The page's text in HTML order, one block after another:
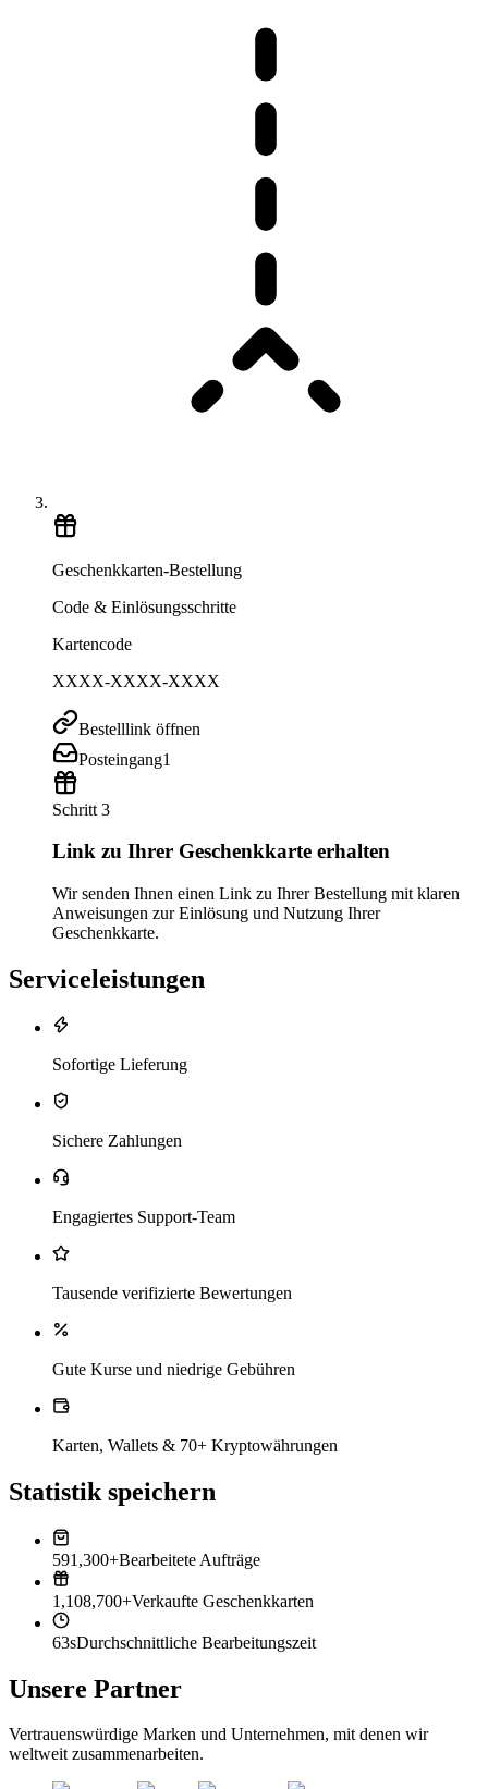
Geschenkkarten-Bestellung
Code & Einlösungsschritte
Kartencode
XXXX-XXXX-XXXX
Bestelllink öffnen
Posteingang1
Schritt 3
Link zu Ihrer Geschenkkarte erhalten
Wir senden Ihnen einen Link zu Ihrer Bestellung mit klaren
Anweisungen zur Einlösung und Nutzung Ihrer
Geschenkkarte.
Serviceleistungen
Sofortige Lieferung
Sichere Zahlungen
Engagiertes Support-Team
Tausende verifizierte Bewertungen
Gute Kurse und niedrige Gebühren
Karten, Wallets & 70+ Kryptowährungen
Statistik speichern
591,300+Bearbeitete Aufträge
1,108,700+Verkaufte Geschenkkarten
63sDurchschnittliche Bearbeitungszeit
Unsere Partner
Vertrauenswürdige Marken und Unternehmen, mit denen wir
weltweit zusammenarbeiten.